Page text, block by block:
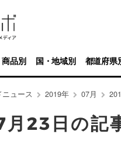
商品別 国・地域別 都道府県
ュース 2019年 07月
23日の記